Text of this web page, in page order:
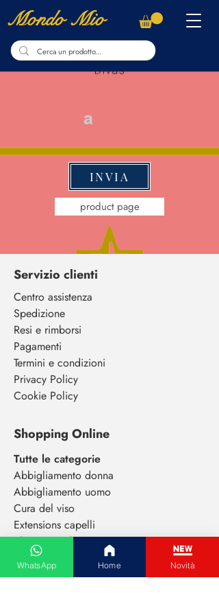
Mondo Mio
a
INVIA
product page
Servizio clienti
Centro assistenza
Spedizione
Resi e rimborsi
Pagamenti
Termini e condizioni
Privacy Policy
Cookie Policy
Shopping Online
Tutte le categorie
Abbigliamento donna
Abbigliamento uomo
Cura del viso
Extensions capelli
Elettronica di consumo
Animali da compagnia
Gioielli e bigiotteria
WhatsApp Home Novità